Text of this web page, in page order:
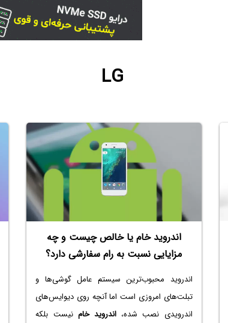
LG
اندروید خام یا خالص چیست و چه
مزایایی نسبت به رام سفارشی دارد؟
اندروید محبوب‌ترین سیستم عامل گوشی‌ها و
تبلت‌های امروزی است اما آنچه روی دیوایس‌های
اندرویدی نصب شده، اندروید خام نیست بلکه